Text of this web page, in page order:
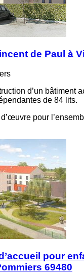
de Paul à
d’un bâtiment
de 84 lits.
pour
pour
69480